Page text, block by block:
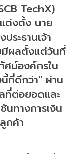
TechX)
ต่งตั้ง นาย
ระธานเจ้า
มีผลตั้งแต่วันที่
น์องค์กรใน
ที่ดีกว่า" ผ่าน
ที่ต่อยอดและ
นทางการเงิน
กค้า